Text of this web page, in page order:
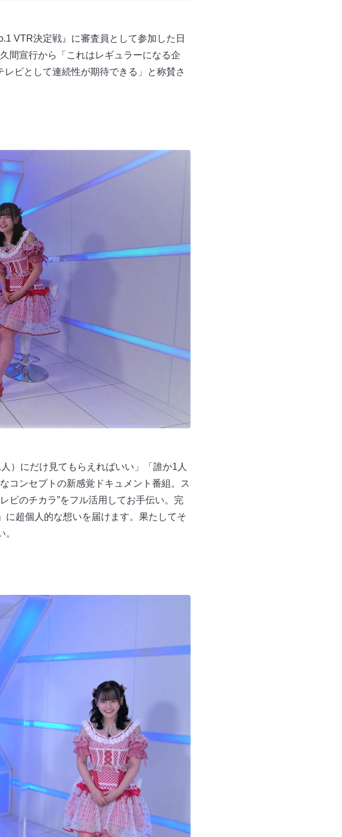
VTR決定戦』に審査員として参加した日
間宣行から「これはレギュラーになる企
ビとして連続性が期待できる」と称賛さ
）にだけ見てもらえればいい」「誰か1人
コンセプトの新感覚ドキュメント番組。ス
ビのチカラ”をフル活用してお手伝い。完
超個人的な想いを届けます。果たしてそ